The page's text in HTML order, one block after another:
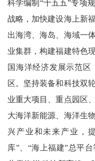
科学编制“十五五”专项
战略，加快建设海上新
出海湾、海岛、海域一
业集群，构建福建特色
国海洋经济发展示范区
区。坚持装备和科技双
业重大项目、重点园区
大海洋新能源、海洋生
兴产业和未来产业，
库”、“海上福建”总平